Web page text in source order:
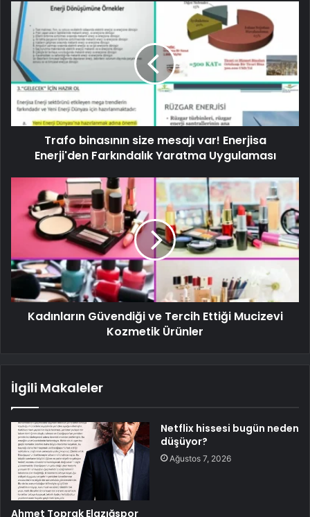
Trafo binasının size mesajı var! Enerjisa
Enerji'den Farkındalık Yaratma Uygulaması
Kadınların Güvendiği ve Tercih Ettiği Mucizevi
Kozmetik Ürünler
İlgili Makaleler
Ahmet Toprak Elazığspor
Netflix hissesi bugün neden
düşüyor?
Ağustos 7, 2026